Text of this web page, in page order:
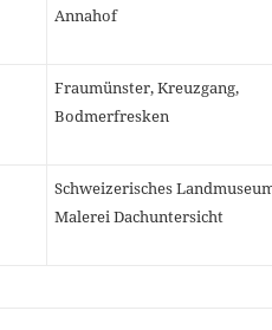
Annahof
Fraumünster, Kreuzgang,
Bodmerfresken
Schweizerisches
Malerei Dachuntersicht